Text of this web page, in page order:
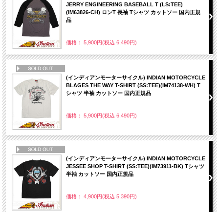
JERRY ENGINEERING BASEBALL T (LS:TEE)
(IM63826-CH) ロンT 長袖 Tシャツ カットソー 国内正規
品
価格： 5,900円(税込 6,490円)
(インディアンモーターサイクル) INDIAN MOTORCYCLE
BLAGES THE WAY T-SHIRT (SS:TEE)(IM74138-WH) T
シャツ 半袖 カットソー 国内正規品
価格： 5,900円(税込 6,490円)
(インディアンモーターサイクル) INDIAN MOTORCYCLE
JESSEE SHOP T-SHIRT (SS:TEE)(IM73911-BK) Tシャツ
半袖 カットソー 国内正規品
価格： 4,900円(税込 5,390円)